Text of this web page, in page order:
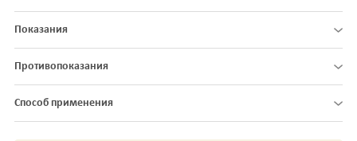
Показания
Противопоказания
Способ применения